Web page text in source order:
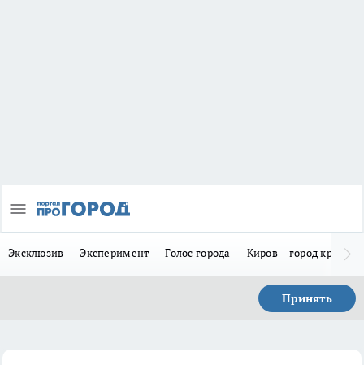
Эксклюзив Эксперимент Голос города Киров – город
Принять